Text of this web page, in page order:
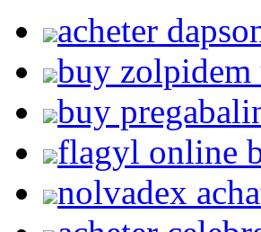
acheter
buy zolpidem
buy
flagyl online
nolvadex